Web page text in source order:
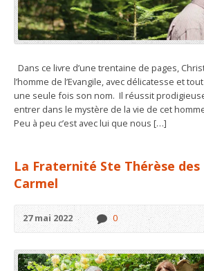
Dans ce livre d’une trentaine de pages,
l’homme de l’Evangile, avec délicatesse et
une seule fois son nom. Il réussit
entrer dans le mystère de la vie de cet
Peu à peu c’est avec lui que nous […]
La Fraternité Ste Thérèse des
Carmel
27 mai 2022 0